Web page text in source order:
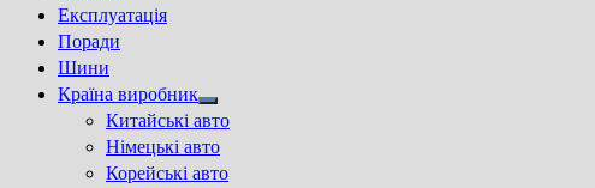
Експлуатація
Поради
Шини
Країна виробник
Show
sub
menu
Китайські авто
Німецькі авто
Корейські авто